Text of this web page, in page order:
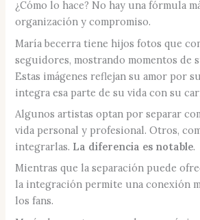
¿Cómo lo hace? No hay una fórmula
organización y compromiso.
María becerra tiene hijos fotos que
seguidores, mostrando momentos de
Estas imágenes reflejan su amor por
integra esa parte de su vida con su
Algunos artistas optan por separar
vida personal y profesional. Otros,
integrarlas. La diferencia es notable.
Mientras que la separación puede
la integración permite una conexión
los fans.